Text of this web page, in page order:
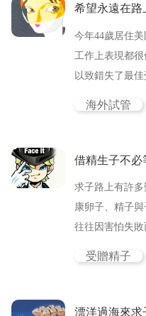
希望永遠在
今年44歲居住
工作上表現都
以致錯失了最佳
海外試管
借精生子不必
求子路上有許
康卵子、精子
往往因害怕失敗
受贈精子
漂洋過海來求